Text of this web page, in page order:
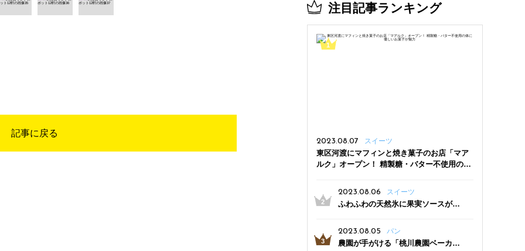
記事に戻る
注目記事ランキング
2023.08.07 スイーツ
東区河渡にマフィンと焼き菓子のお店「マア
ルク」オープン！ 精製糖・バター不使用の体
2023.08.06
スイーツ
ふわふわの天然氷に果実ソースがた
三条駅近くにオープン
2023.08.05 パン
農園が手がける「桃川農園ベーカリ